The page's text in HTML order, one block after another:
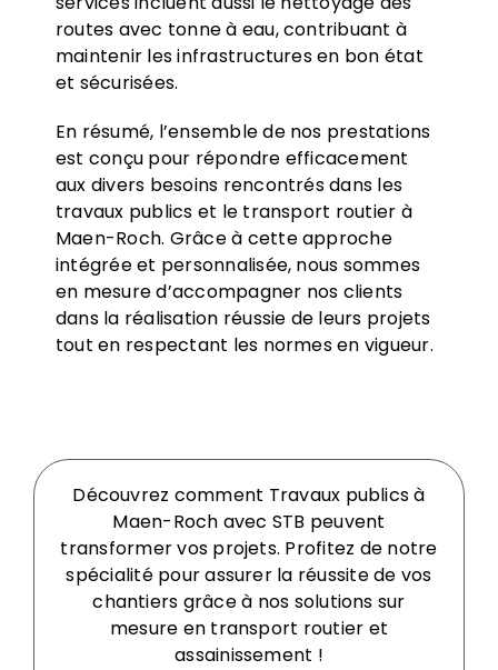
routes avec tonne à eau, contribuant à
maintenir les infrastructures en bon état
et sécurisées.
En résumé, l’ensemble de nos prestations
est conçu pour répondre efficacement
aux divers besoins rencontrés dans les
travaux publics et le transport routier à
Maen-Roch. Grâce à cette approche
intégrée et personnalisée, nous sommes
en mesure d’accompagner nos clients
dans la réalisation réussie de leurs projets
tout en respectant les normes en vigueur.
Découvrez comment Travaux publics à
Maen-Roch avec STB peuvent
transformer vos projets. Profitez de notre
spécialité pour assurer la réussite de vos
chantiers grâce à nos solutions sur
mesure en transport routier et
assainissement !